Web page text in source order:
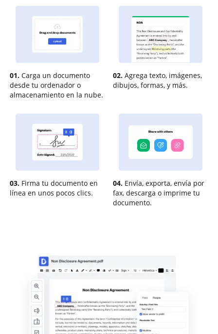
01. Carga un documento
desde tu ordenador o
almacenamiento en la nube.
02. Agrega texto, imágenes,
dibujos, formas, y más.
03. Firma tu documento en
línea en unos pocos clics.
04. Envía, exporta, envía por
fax, descarga o imprime tu
documento.